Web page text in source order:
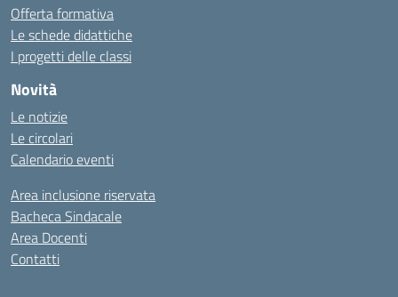
Offerta formativa
Le schede didattiche
I progetti delle classi
Novità
Le notizie
Le circolari
Calendario eventi
Area inclusione riservata
Bacheca Sindacale
Area Docenti
Contatti